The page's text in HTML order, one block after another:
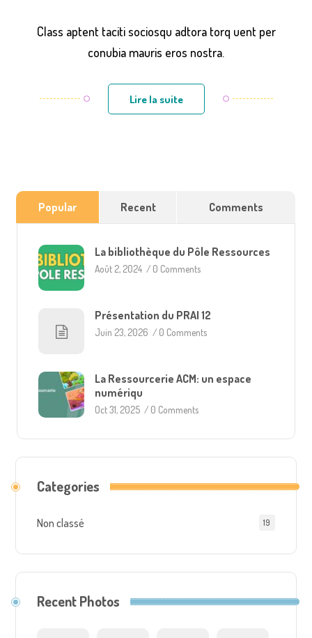
Class aptent taciti sociosqu adtora torq uent per
conubia mauris eros nostra.
Lire la suite
Popular Recent Comments
La bibliothèque du Pôle Ressources
Août 2, 2024 / 0 Comments
Présentation du PRAI 12
Juin 23, 2026 / 0 Comments
La Ressourcerie ACM: un espace
numériqu
Oct 31, 2025 / 0 Comments
Categories
Non classé 19
Recent Photos